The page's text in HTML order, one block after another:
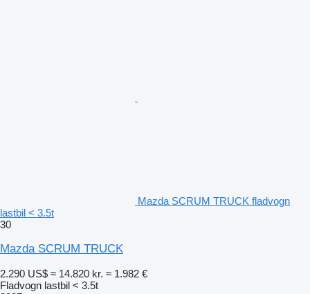
Mazda SCRUM TRUCK fladvogn
lastbil < 3.5t
30
Mazda SCRUM TRUCK
2.290 US$ ≈ 14.820 kr. ≈ 1.982 €
Fladvogn lastbil < 3.5t